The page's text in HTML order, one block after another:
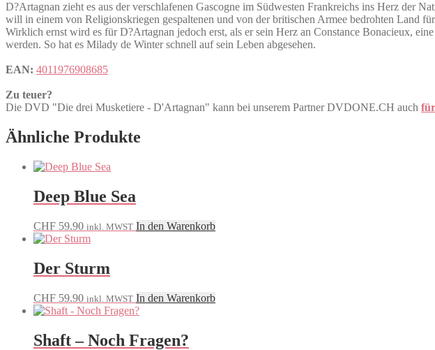
D?Artagnan zieht es aus der verschlafenen Gascogne im Südwesten Frankreichs ins Herz der
will in einem von Religionskriegen gespaltenen und von der britischen Armee bedrohten Land
Wirklich ernst wird es für D?Artagnan jedoch erst, als er sein Herz an Constance Bonacieux,
werden. So hat es Milady de Winter schnell auf sein Leben abgesehen.
EAN: 4011976908685
Zu teuer?
Die DVD "Die drei Musketiere - D'Artagnan" kann bei unserem Partner DVDONE.CH auch
Ähnliche Produkte
Deep Blue Sea
CHF 59.90 inkl. MWST In den Warenkorb
Der Sturm
CHF 59.90 inkl. MWST In den Warenkorb
Shaft – Noch Fragen?